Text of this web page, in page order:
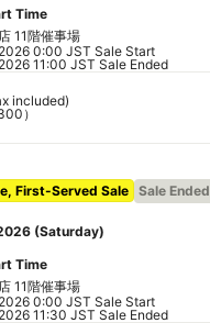
Time
11階催事場
0:00 JST Sale Start
11:00 JST Sale Ended
included)
）
First-Served Sale Sale Ended
(Saturday)
Time
11階催事場
0:00 JST Sale Start
11:30 JST Sale Ended